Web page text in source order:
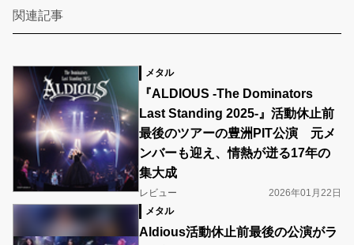
関連記事
メタル
『ALDIOUS -The Dominators
Last Standing 2025-』活動休止前
最後のツアーの豊洲PIT公演 元メ
ンバーも迎え、情熱が迸る17年の
集大成
レビュー
2026年01月22日
メタル
Aldious活動休止前最後の公演がラ